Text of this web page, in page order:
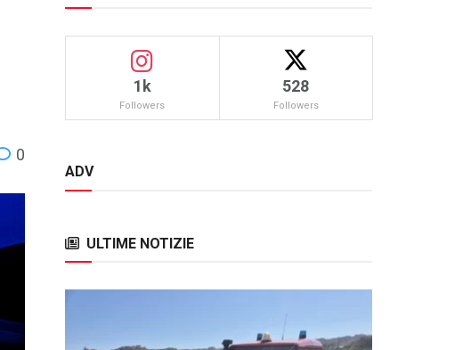
0
1k
Followers
528
Followers
ADV
ULTIME NOTIZIE